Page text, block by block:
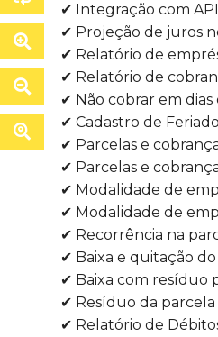
✔ Integração com
✔ Projeção de juros
✔ Relatório de
✔ Relatório de
✔ Não cobrar em
✔ Cadastro de
✔ Parcelas e
✔ Parcelas e
✔ Modalidade de
✔ Modalidade de
✔ Recorrência na
✔ Baixa e quitação
✔ Baixa com resíduo
✔ Resíduo da
✔ Relatório de